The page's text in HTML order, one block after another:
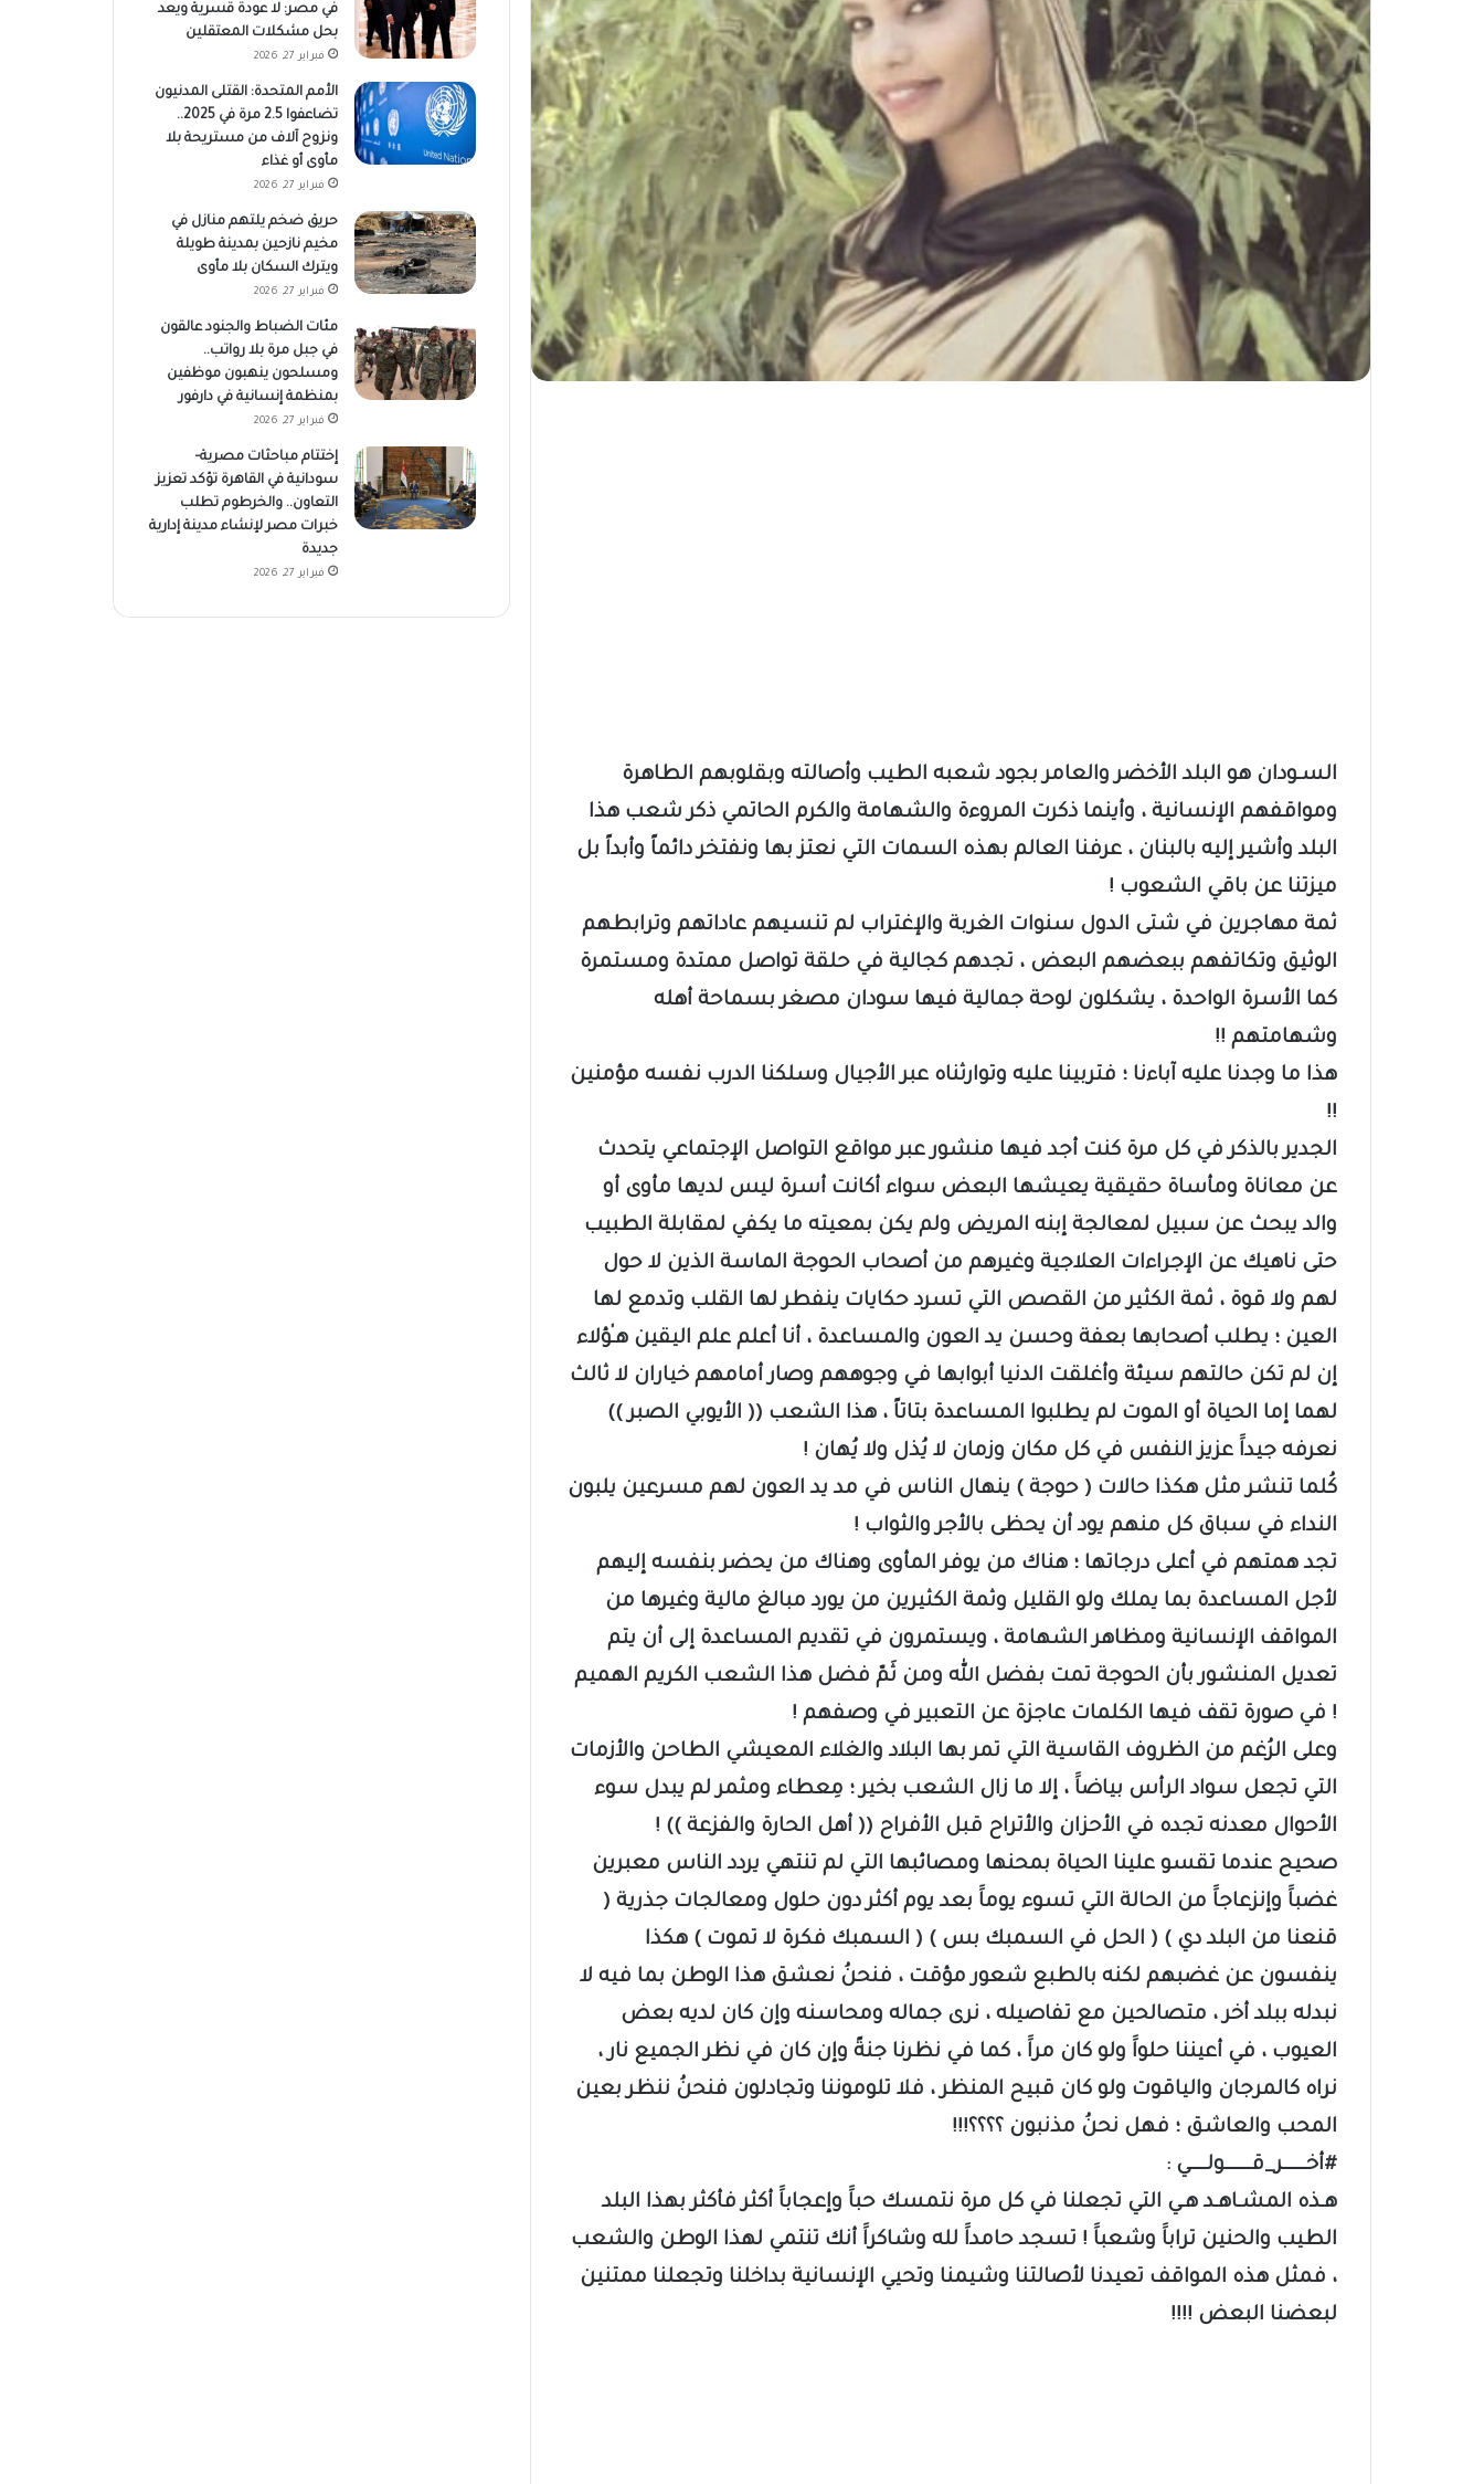
السـودان هو البلد الأخضر والعامر بجود شعبه الطيب وأصالته وبقلوبهم الطاهرة
ومواقفهم الإنسانية ، وأينما ذكرت المروءة والشهامة والكرم الحاتمي ذكر شعب هذا
البلد وأشير إليه بالبنان ، عرفنا العالم بهذه السمات التي نعتز بها ونفتخر دائماً وأبداً بل
ميزتنا عن باقي الشعوب !
ثمة مهاجرين في شتى الدول سنوات الغربة والإغتراب لم تنسيهم عاداتهم وترابطهم
الوثيق وتكاتفهم ببعضهم البعض ، تجدهم كجالية في حلقة تواصل ممتدة ومستمرة
كما الأسرة الواحدة ، يشكلون لوحة جمالية فيها سودان مصغر بسماحة أهله
وشهامتهم !!
هذا ما وجدنا عليه آباءنا ؛ فتربينا عليه وتوارثناه عبر الأجيال وسلكنا الدرب نفسه مؤمنين
!!
الجدير بالذكر في كل مرة كنت أجد فيها منشور عبر مواقع التواصل الإجتماعي يتحدث
عن معاناة ومأساة حقيقية يعيشها البعض سواء أكانت أسرة ليس لديها مأوى أو
والد يبحث عن سبيل لمعالجة إبنه المريض ولم يكن بمعيته ما يكفي لمقابلة الطبيب
حتى ناهيك عن الإجراءات العلاجية وغيرهم من أصحاب الحوجة الماسة الذين لا حول
لهم ولا قوة ، ثمة الكثير من القصص التي تسرد حكايات ينفطر لها القلب وتدمع لها
العين ؛ يطلب أصحابها بعفة وحسن يد العون والمساعدة ، أنا أعلم علم اليقين هـٰؤلاء
إن لم تكن حالتهم سيئة وأغلقت الدنيا أبوابها في وجوههم وصار أمامهم خياران لا ثالث
لهما إما الحياة أو الموت لم يطلبوا المساعدة بتاتاً ، هذا الشعب (( الأيوبي الصبر ))
نعرفه جيداََ عزيز النفس في كل مكان وزمان لا يُذل ولا يُهان !
كُلما تنشر مثل هكذا حالات ( حوجة ) ينهال الناس في مد يد العون لهم مسرعين يلبون
النداء في سباق كل منهم يود أن يحظى بالأجر والثواب !
تجد همتهم في أعلى درجاتها ؛ هناك من يوفر المأوى وهناك من يحضر بنفسه إليهم
لأجل المساعدة بما يملك ولو القليل وثمة الكثيرين من يورد مبالغ مالية وغيرها من
المواقف الإنسانية ومظاهر الشهامة ، ويستمرون في تقديم المساعدة إلى أن يتم
تعديل المنشور بأن الحوجة تمت بفضل الله ومن ثَمّ فضل هذا الشعب الكريم الهميم
! في صورة تقف فيها الكلمات عاجزة عن التعبير في وصفهم !
وعلى الرُغم من الظروف القاسية التي تمر بها البلاد والغلاء المعيشي الطاحن والأزمات
التي تجعل سواد الرأس بياضاََ ، إلا ما زال الشعب بخير ؛ مِعطاء ومثمر لم يبدل سوء
الأحوال معدنه تجده في الأحزان والأتراح قبل الأفراح (( أهل الحارة والفزعة )) !
صحيح عندما تقسو علينا الحياة بمحنها ومصائبها التي لم تنتهي يردد الناس معبرين
غضباََ وإنزعاجاََ من الحالة التي تسوء يوماََ بعد يوم أكثر دون حلول ومعالجات جذرية (
قنعنا من البلد دي ) ( الحل في السمبك بس ) ( السمبك فكرة لا تموت ) هكذا
ينفسون عن غضبهم لكنه بالطبع شعور مؤقت ، فنحنُ نعشق هذا الوطن بما فيه لا
نبدله ببلد أخر ، متصالحين مع تفاصيله ، نرى جماله ومحاسنه وإن كان لديه بعض
العيوب ، في أعيننا حلواََ ولو كان مراََ ، كما في نظرنا جنةً وإن كان في نظر الجميع نار ،
نراه كالمرجان والياقوت ولو كان قبيح المنظر ، فلا تلوموننا وتجادلون فنحنُ ننظر بعين
المحب والعاشق ؛ فهل نحنُ مذنبون ؟؟؟؟!!!
#أخـــــــر_قــــــــولـــــي :
هـذه المشـاهـد هـي التي تجعلنا في كل مرة نتمسك حباََ وإعجاباََ أكثر فأكثر بهذا البلد
الطيب والحنين تراباََ وشعباََ ! تسجد حامداََ لله وشاكراََ أنك تنتمي لهذا الوطن والشعب
، فمثل هذه المواقف تعيدنا لأصالتنا وشيمنا وتحيي الإنسانية بداخلنا وتجعلنا ممتنين
لبعضنا البعض !!!!
في مصر: لا عودة قسرية ويعد
بحل مشكلات المعتقلين
فبراير 27, 2026
الأمم المتحدة: القتلى المدنيون
تضاعفوا 2.5 مرة في 2025..
ونزوح آلاف من مستريحة بلا
مأوى أو غذاء
فبراير 27, 2026
حريق ضخم يلتهم منازل في
مخيم نازحين بمدينة طويلة
ويترك السكان بلا مأوى
فبراير 27, 2026
مئات الضباط والجنود عالقون
في جبل مرة بلا رواتب..
ومسلحون ينهبون موظفين
بمنظمة إنسانية في دارفور
فبراير 27, 2026
إختتام مباحثات مصرية–
سودانية في القاهرة تؤكد تعزيز
التعاون.. والخرطوم تطلب
خبرات مصر لإنشاء مدينة إدارية
جديدة
فبراير 27, 2026